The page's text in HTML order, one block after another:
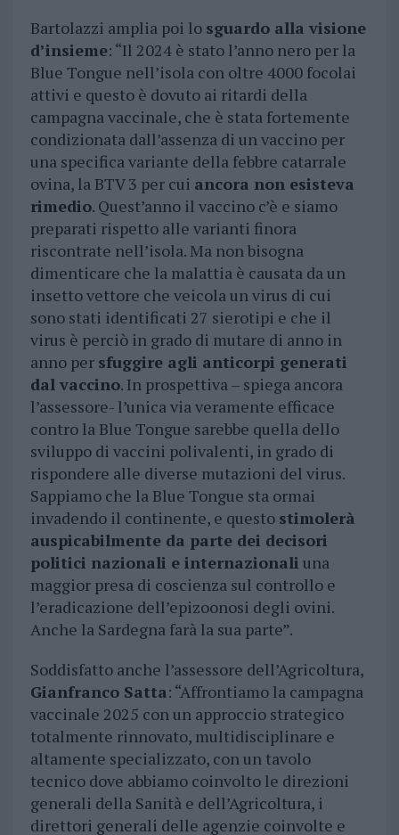
Bartolazzi amplia poi lo sguardo alla visione
d’insieme: “Il 2024 è stato l’anno nero per la
Blue Tongue nell’isola con oltre 4000 focolai
attivi e questo è dovuto ai ritardi della
campagna vaccinale, che è stata fortemente
condizionata dall’assenza di un vaccino per
una specifica variante della febbre catarrale
ovina, la BTV 3 per cui ancora non esisteva
rimedio. Quest’anno il vaccino c’è e siamo
preparati rispetto alle varianti finora
riscontrate nell’isola. Ma non bisogna
dimenticare che la malattia è causata da un
insetto vettore che veicola un virus di cui
sono stati identificati 27 sierotipi e che il
virus è perciò in grado di mutare di anno in
anno per sfuggire agli anticorpi generati
dal vaccino. In prospettiva – spiega ancora
l’assessore- l’unica via veramente efficace
contro la Blue Tongue sarebbe quella dello
sviluppo di vaccini polivalenti, in grado di
rispondere alle diverse mutazioni del virus.
Sappiamo che la Blue Tongue sta ormai
invadendo il continente, e questo stimolerà
auspicabilmente da parte dei decisori
politici nazionali e internazionali una
maggior presa di coscienza sul controllo e
l’eradicazione dell’epizoonosi degli ovini.
Anche la Sardegna farà la sua parte”.
Soddisfatto anche l’assessore dell’Agricoltura,
Gianfranco Satta: “Affrontiamo la campagna
vaccinale 2025 con un approccio strategico
totalmente rinnovato, multidisciplinare e
altamente specializzato, con un tavolo
tecnico dove abbiamo coinvolto le direzioni
generali della Sanità e dell’Agricoltura, i
direttori generali delle agenzie coinvolte e